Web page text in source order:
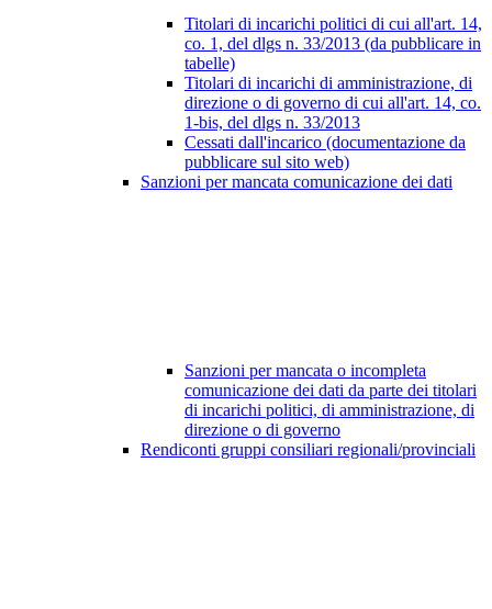
Titolari di incarichi politici di cui all'art. 14,
co. 1, del dlgs n. 33/2013 (da pubblicare in
tabelle)
Titolari di incarichi di amministrazione, di
direzione o di governo di cui all'art. 14, co.
1-bis, del dlgs n. 33/2013
Cessati dall'incarico (documentazione da
pubblicare sul sito web)
Sanzioni per mancata comunicazione dei dati
Sanzioni per mancata o incompleta
comunicazione dei dati da parte dei titolari
di incarichi politici, di amministrazione, di
direzione o di governo
Rendiconti gruppi consiliari regionali/provinciali